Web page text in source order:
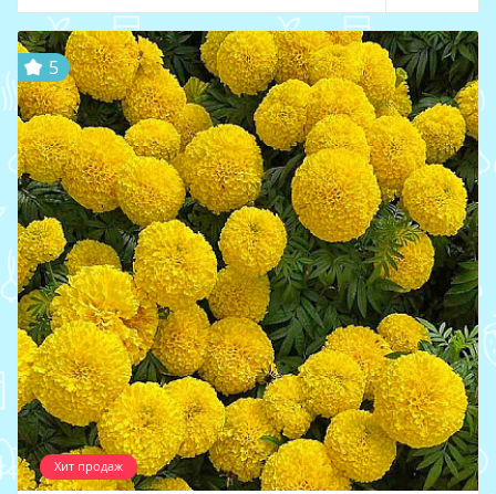
Хит продаж
5